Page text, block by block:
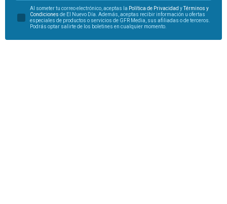
Al someter tu correo electrónico, aceptas la Política de Privacidad yTérminos y
Condiciones de El Nuevo Día. Además, aceptas recibir información u ofertas
especiales de productos o servicios de GFR Media, sus afiliadas o de terceros.
Podrás optar salirte de los boletines en cualquier momento.